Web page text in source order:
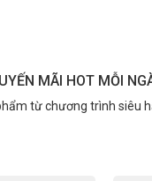
MÃI HOT MỖI
từ chương trình siêu